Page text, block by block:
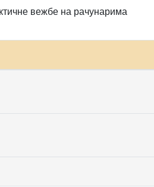
вежбе на рачунарима